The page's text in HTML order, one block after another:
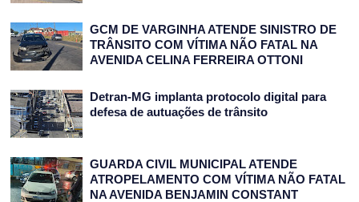
GCM DE VARGINHA ATENDE SINISTRO DE
TRÂNSITO COM VÍTIMA NÃO FATAL NA
AVENIDA CELINA FERREIRA OTTONI
Detran-MG implanta protocolo digital para
defesa de autuações de trânsito
GUARDA CIVIL MUNICIPAL ATENDE
ATROPELAMENTO COM VÍTIMA NÃO FATAL
NA AVENIDA BENJAMIN CONSTANT